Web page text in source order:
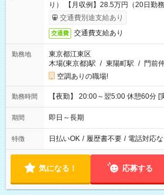
り） 【月収例】28.5万円（20日勤
合）交通費別途支給あり
交通費 交通費支給あり
勤務地
東京都江東区
木場(東京都)駅 / 東陽町駅 / 門前
空調ありの職場!
勤務時間 【夜勤】 20:00～翌5:00 休憩60分 [
期間 即日～長期
特徴 日払いOK / 履歴書不要 / 電話対応な
気になる！ 応募する